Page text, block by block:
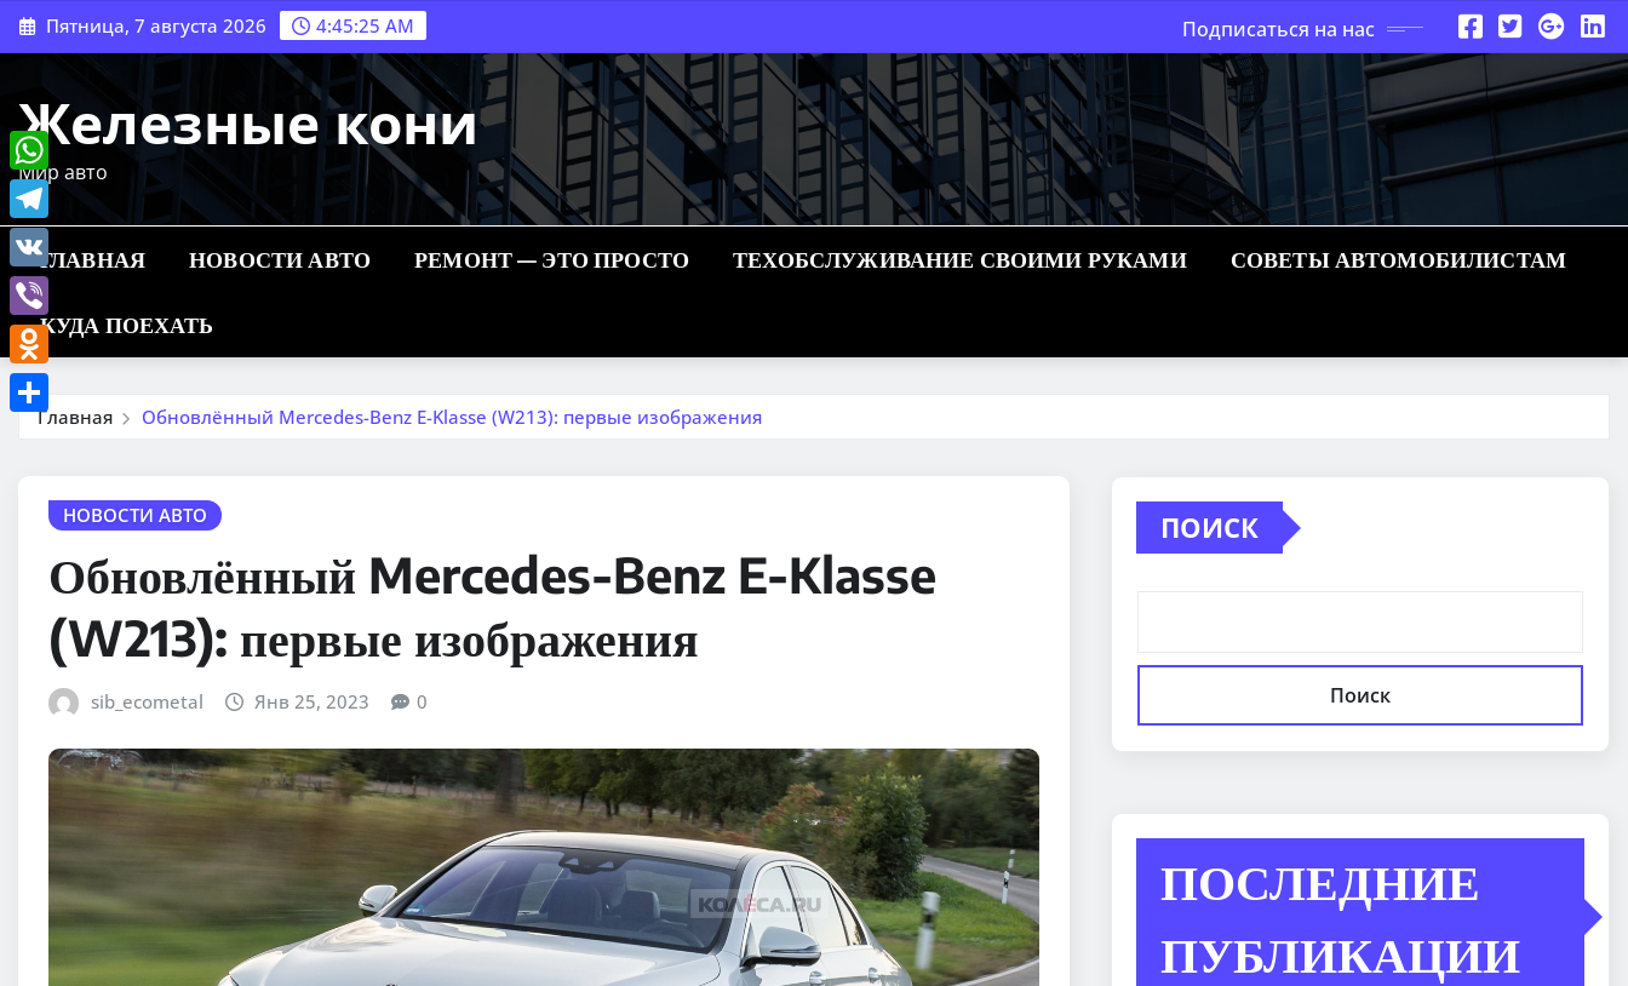
Перейти
к
Пятница, 7 августа 2026 4:45:27 AM Подписаться на нас
Железные кони
Мир авто
ГЛАВНАЯ НОВОСТИ АВТО РЕМОНТ — ЭТО ПРОСТО ТЕХОБСЛУЖИВАНИЕ СВОИМИ РУКАМИ СОВЕТЫ АВТОМОБИЛИСТАМ
КУДА ПОЕХАТЬ
Главная Обновлённый Mercedes-Benz E-Klasse (W213): первые изображения
НОВОСТИ АВТО
Обновлённый Mercedes-Benz E-Klasse
(W213): первые изображения
sib_ecometal Янв 25, 2023 0
ПОИСК
Поиск
ПОСЛЕДНИЕ
ПУБЛИКАЦИИ
WhatsApp
Telegram
VK
Viber
Odnoklassniki
Отправить